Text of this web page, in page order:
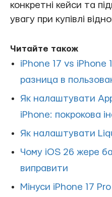
конкретні кейси та
увагу при купівлі
Читайте також
iPhone 17 vs iPhone
разница в
Як налаштувати
iPhone: покрокова
Як налаштувати
Чому iOS 26 жере
виправити
Мінуси iPhone 17